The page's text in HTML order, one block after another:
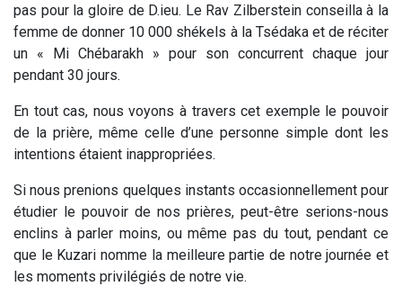
pas pour la gloire de D.ieu. Le Rav Zilberstein conseilla à la
femme de donner 10 000 shékels à la Tsédaka et de réciter
un « Mi Chébarakh » pour son concurrent chaque jour
pendant 30 jours.
En tout cas, nous voyons à travers cet exemple le pouvoir
de la prière, même celle d’une personne simple dont les
intentions étaient inappropriées.
Si nous prenions quelques instants occasionnellement pour
étudier le pouvoir de nos prières, peut-être serions-nous
enclins à parler moins, ou même pas du tout, pendant ce
que le Kuzari nomme la meilleure partie de notre journée et
les moments privilégiés de notre vie.